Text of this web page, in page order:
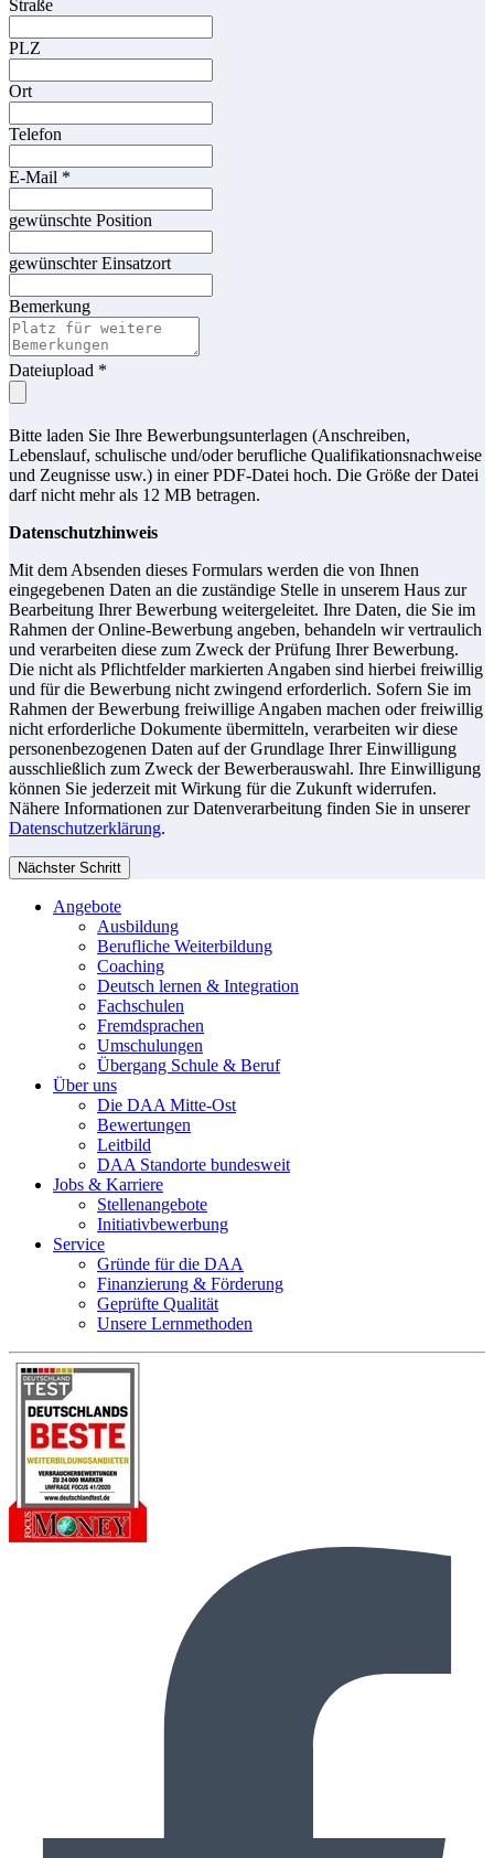
Straße
PLZ
Ort
Telefon
E-Mail *
gewünschte Position
gewünschter Einsatzort
Bemerkung
Dateiupload *
Bitte laden Sie Ihre Bewerbungsunterlagen (Anschreiben,
Lebenslauf, schulische und/oder berufliche Qualifikationsnachweise
und Zeugnisse usw.) in einer PDF-Datei hoch. Die Größe der Datei
darf nicht mehr als 12 MB betragen.
Datenschutzhinweis
Mit dem Absenden dieses Formulars werden die von Ihnen
eingegebenen Daten an die zuständige Stelle in unserem Haus zur
Bearbeitung Ihrer Bewerbung weitergeleitet. Ihre Daten, die Sie im
Rahmen der Online-Bewerbung angeben, behandeln wir vertraulich
und verarbeiten diese zum Zweck der Prüfung Ihrer Bewerbung.
Die nicht als Pflichtfelder markierten Angaben sind hierbei freiwillig
und für die Bewerbung nicht zwingend erforderlich. Sofern Sie im
Rahmen der Bewerbung freiwillige Angaben machen oder freiwillig
nicht erforderliche Dokumente übermitteln, verarbeiten wir diese
personenbezogenen Daten auf der Grundlage Ihrer Einwilligung
ausschließlich zum Zweck der Bewerberauswahl. Ihre Einwilligung
können Sie jederzeit mit Wirkung für die Zukunft widerrufen.
Nähere Informationen zur Datenverarbeitung finden Sie in unserer
Datenschutzerklärung.
Nächster Schritt
Angebote
Ausbildung
Berufliche Weiterbildung
Coaching
Deutsch lernen & Integration
Fachschulen
Fremdsprachen
Umschulungen
Übergang Schule & Beruf
Über uns
Die DAA Mitte-Ost
Bewertungen
Leitbild
DAA Standorte bundesweit
Jobs & Karriere
Stellenangebote
Initiativbewerbung
Service
Gründe für die DAA
Finanzierung & Förderung
Geprüfte Qualität
Unsere Lernmethoden